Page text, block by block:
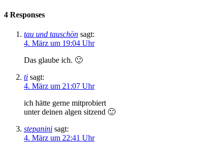
4 Responses
tau und tauschön sagt:
4. März um 19:04 Uhr
Das glaube ich. 🙂
ti sagt:
4. März um 21:07 Uhr
ich hätte gerne mitprobiert
unter deinen algen sitzend 🙂
stepanini sagt:
4. März um 22:41 Uhr